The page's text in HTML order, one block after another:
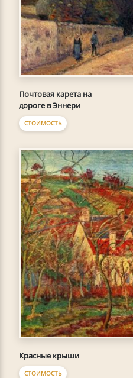
Почтовая карета на
дороге в Эннери
СТОИМОСТЬ
Красные крыши
СТОИМОСТЬ